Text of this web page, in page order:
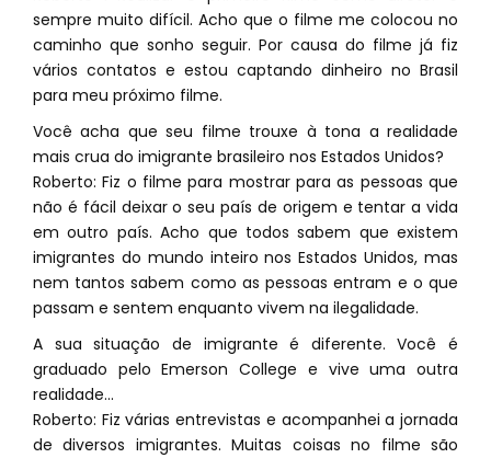
sempre muito difícil. Acho que o filme me colocou no
caminho que sonho seguir. Por causa do filme já fiz
vários contatos e estou captando dinheiro no Brasil
para meu próximo filme.
Você acha que seu filme trouxe à tona a realidade
mais crua do imigrante brasileiro nos Estados Unidos?
Roberto: Fiz o filme para mostrar para as pessoas que
não é fácil deixar o seu país de origem e tentar a vida
em outro país. Acho que todos sabem que existem
imigrantes do mundo inteiro nos Estados Unidos, mas
nem tantos sabem como as pessoas entram e o que
passam e sentem enquanto vivem na ilegalidade.
A sua situação de imigrante é diferente. Você é
graduado pelo Emerson College e vive uma outra
realidade...
Roberto: Fiz várias entrevistas e acompanhei a jornada
de diversos imigrantes. Muitas coisas no filme são